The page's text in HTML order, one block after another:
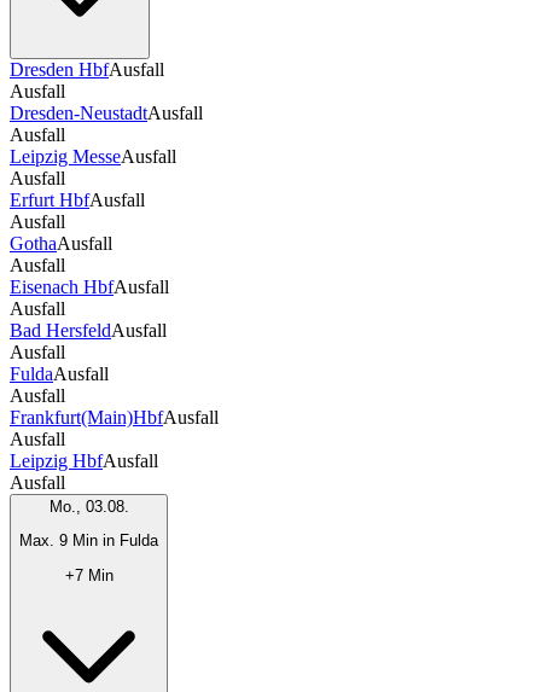
Dresden HbfAusfall
Ausfall
Dresden-NeustadtAusfall
Ausfall
Leipzig MesseAusfall
Ausfall
Erfurt HbfAusfall
Ausfall
GothaAusfall
Ausfall
Eisenach HbfAusfall
Ausfall
Bad HersfeldAusfall
Ausfall
FuldaAusfall
Ausfall
Frankfurt(Main)HbfAusfall
Ausfall
Leipzig HbfAusfall
Ausfall
Mo., 03.08.
Max. 9 Min in Fulda
+7 Min